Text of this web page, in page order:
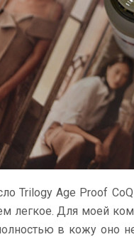
Trilogy Age Proof
легкое. Для моей
в кожу оно